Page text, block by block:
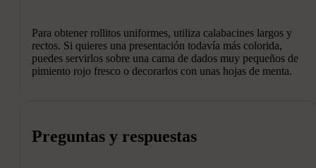
Para obtener rollitos uniformes, utiliza calabacines largos y
rectos. Si quieres una presentación todavía más colorida,
puedes servirlos sobre una cama de dados muy pequeños de
pimiento rojo fresco o decorarlos con unas hojas de menta.
Preguntas y respuestas